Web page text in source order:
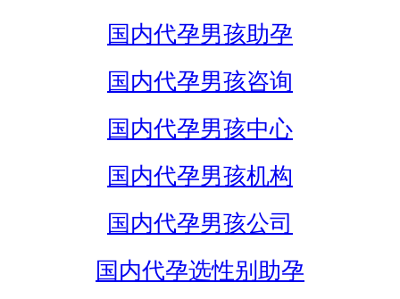
国内代孕男孩助孕
国内代孕男孩咨询
国内代孕男孩中心
国内代孕男孩机构
国内代孕男孩公司
国内代孕选性别助孕